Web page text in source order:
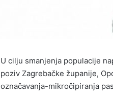
U cilju smanjenja populacije
poziv Zagrebačke županije,
označavanja-mikročipiranja